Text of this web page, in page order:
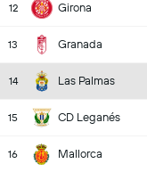
12 Girona
13 Granada
14 Las Palmas
15 CD Leganés
16 Mallorca